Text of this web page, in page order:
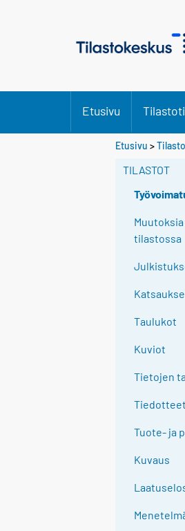
Etusivu
Etusivu >
TILASTOT
tilastossa
Taulukot
Kuviot
Tietojen
Tiedotteet
Tuote- ja
Kuvaus